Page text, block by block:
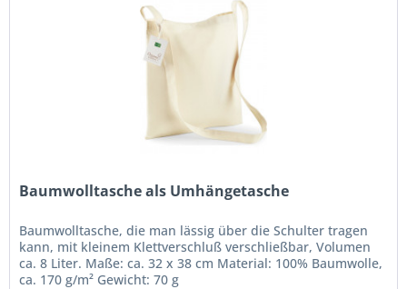
Baumwolltasche als Umhängetasche
Baumwolltasche, die man lässig über die Schulter tragen
kann, mit kleinem Klettverschluß verschließbar, Volumen
ca. 8 Liter. Maße: ca. 32 x 38 cm Material: 100% Baumwolle,
ca. 170 g/m² Gewicht: 70 g